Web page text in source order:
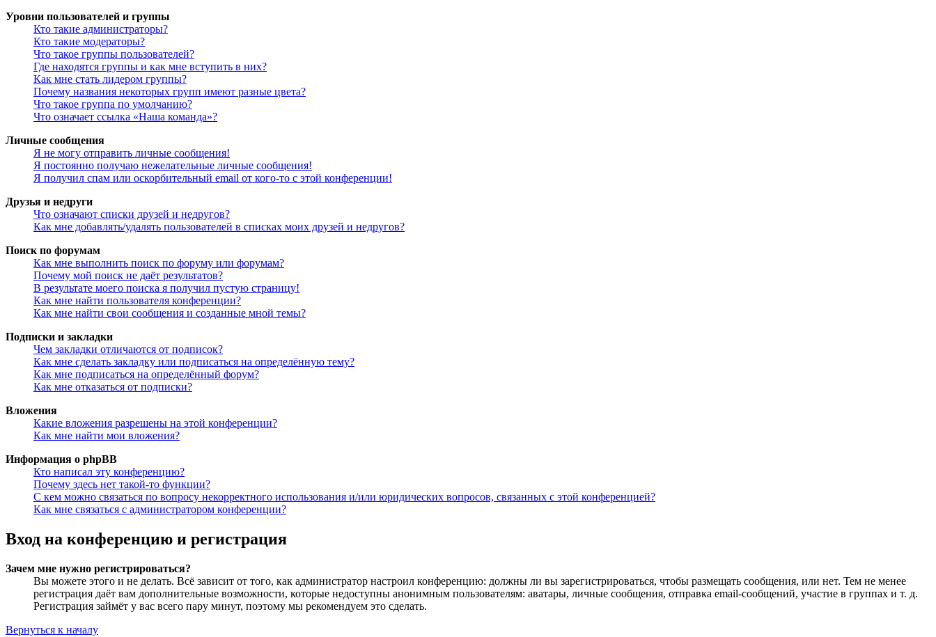
Уровни пользователей и группы
Кто такие администраторы?
Кто такие модераторы?
Что такое группы пользователей?
Где находятся группы и как мне вступить в них?
Как мне стать лидером группы?
Почему названия некоторых групп имеют разные цвета?
Что такое группа по умолчанию?
Что означает ссылка «Наша команда»?
Личные сообщения
Я не могу отправить личные сообщения!
Я постоянно получаю нежелательные личные сообщения!
Я получил спам или оскорбительный email от кого-то с этой конференции!
Друзья и недруги
Что означают списки друзей и недругов?
Как мне добавлять/удалять пользователей в списках моих друзей и недругов?
Поиск по форумам
Как мне выполнить поиск по форуму или форумам?
Почему мой поиск не даёт результатов?
В результате моего поиска я получил пустую страницу!
Как мне найти пользователя конференции?
Как мне найти свои сообщения и созданные мной темы?
Подписки и закладки
Чем закладки отличаются от подписок?
Как мне сделать закладку или подписаться на определённую тему?
Как мне подписаться на определённый форум?
Как мне отказаться от подписки?
Вложения
Какие вложения разрешены на этой конференции?
Как мне найти мои вложения?
Информация о phpBB
Кто написал эту конференцию?
Почему здесь нет такой-то функции?
С кем можно связаться по вопросу некорректного использования и/или юридических вопросов, связанных с этой конференцией?
Как мне связаться с администратором конференции?
Вход на конференцию и регистрация
Зачем мне нужно регистрироваться?
Вы можете этого и не делать. Всё зависит от того, как администратор настроил конференцию: должны ли вы зарегистрироваться, чтобы размещать сообщения, или нет. Тем не менее
регистрация даёт вам дополнительные возможности, которые недоступны анонимным пользователям: аватары, личные сообщения, отправка email-сообщений, участие в группах и т. д.
Регистрация займёт у вас всего пару минут, поэтому мы рекомендуем это сделать.
Вернуться к началу